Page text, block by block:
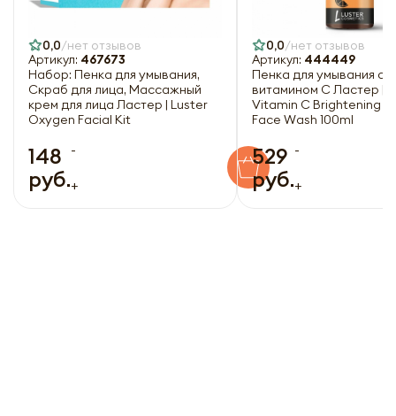
0,0 нет отзывов
Артикул: 467673
Набор: Пенка для умывания,
Скраб для лица, Массажный
крем для лица Ластер | Luster
Oxygen Facial Kit
148
руб.
-
+
0,0 нет отзывов
Артикул: 444449
Пенка для умывания с
витамином С Ластер |
Vitamin C Brightening
Face Wash 100ml
529
руб.
-
+